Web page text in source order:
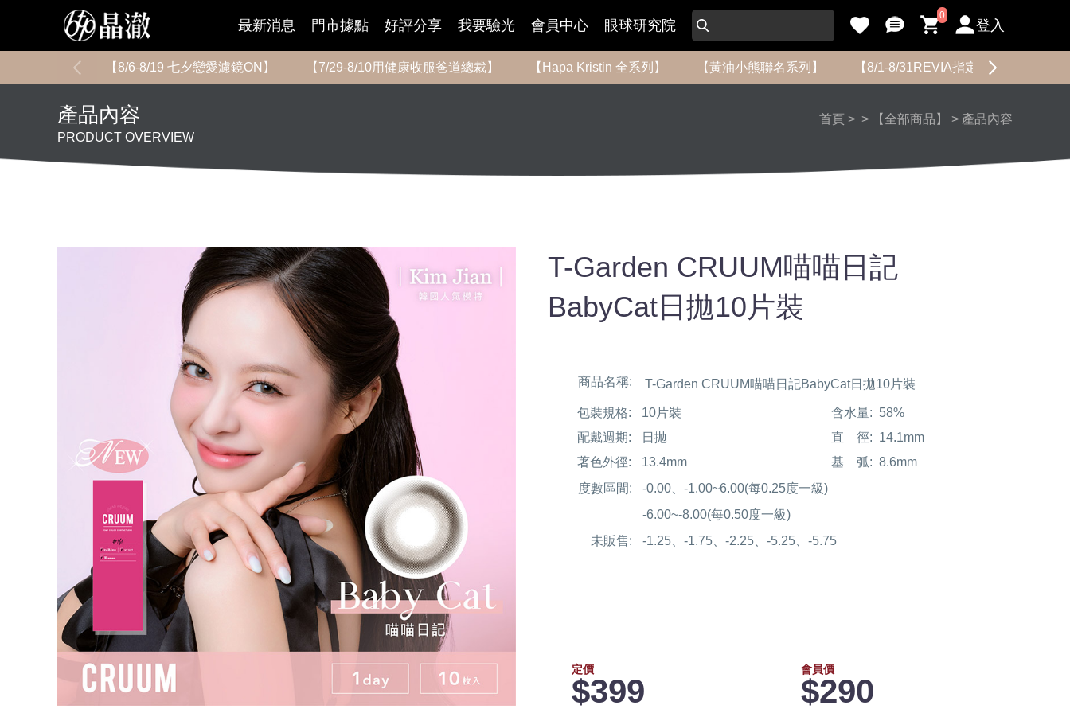
最新消息 門市據點 好評分享 我要驗光 會員中心 眼球研究院
0
登入
【8/6-8/19 七夕戀愛濾鏡ON】 【7/29-8/10用健康收服爸道總裁】 【Hapa Kristin 全系列】 【黃油小熊聯名系列】 【8/1-8/31REVIA指定花色限時促銷】
產品內容
PRODUCT OVERVIEW
首頁 > > 【全部商品】 > 產品內容
T-Garden CRUUM喵喵日記
BabyCat日拋10片裝
商品名稱: T-Garden CRUUM喵喵日記BabyCat日拋10片裝
包裝規格: 10片裝 含水量: 58%
配戴週期:
日拋 直 徑: 14.1mm
著色外徑:
13.4mm 基 弧: 8.6mm
度數區間:
-0.00、-1.00~6.00(每0.25度一級)
-6.00~-8.00(每0.50度一級)
未販售:
-1.25、-1.75、-2.25、-5.25、-5.75
定價
$399
會員價
$290